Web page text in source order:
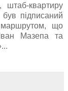
штаб-квартиру
підписаний
маршрутом, що
Мазепа та